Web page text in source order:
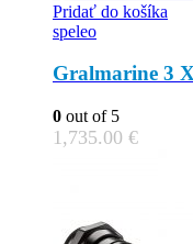
Pridať do košíka
speleo
Gralmarine 3
0 out of 5
1,735.00 €